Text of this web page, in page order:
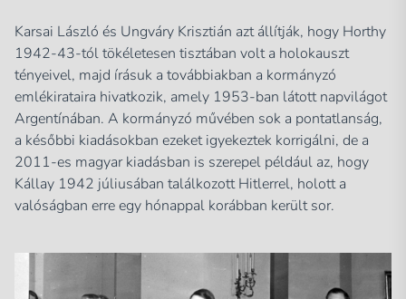
Karsai László és Ungváry Krisztián azt állítják, hogy Horthy
1942-43-tól tökéletesen tisztában volt a holokauszt
tényeivel, majd írásuk a továbbiakban a kormányzó
emlékirataira hivatkozik, amely 1953-ban látott napvilágot
Argentínában. A kormányzó művében sok a pontatlanság,
a későbbi kiadásokban ezeket igyekeztek korrigálni, de a
2011-es magyar kiadásban is szerepel például az, hogy
Kállay 1942 júliusában találkozott Hitlerrel, holott a
valóságban erre egy hónappal korábban került sor.